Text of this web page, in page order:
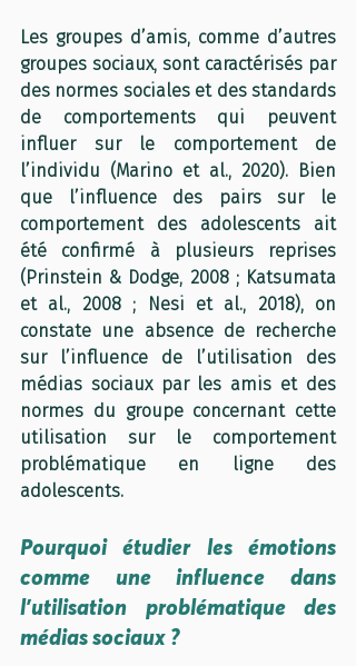
Les groupes d’amis, comme d’autres
groupes sociaux, sont caractérisés par
des normes sociales et des standards
de comportements qui peuvent
influer sur le comportement de
l’individu (Marino et al., 2020). Bien
que l’influence des pairs sur le
comportement des adolescents ait
été confirmé à plusieurs reprises
(Prinstein & Dodge, 2008 ; Katsumata
et al., 2008 ; Nesi et al., 2018), on
constate une absence de recherche
sur l’influence de l’utilisation des
médias sociaux par les amis et des
normes du groupe concernant cette
utilisation sur le comportement
problématique en ligne des
adolescents.
Pourquoi étudier les émotions
comme une influence dans
l’utilisation problématique des
médias sociaux ?